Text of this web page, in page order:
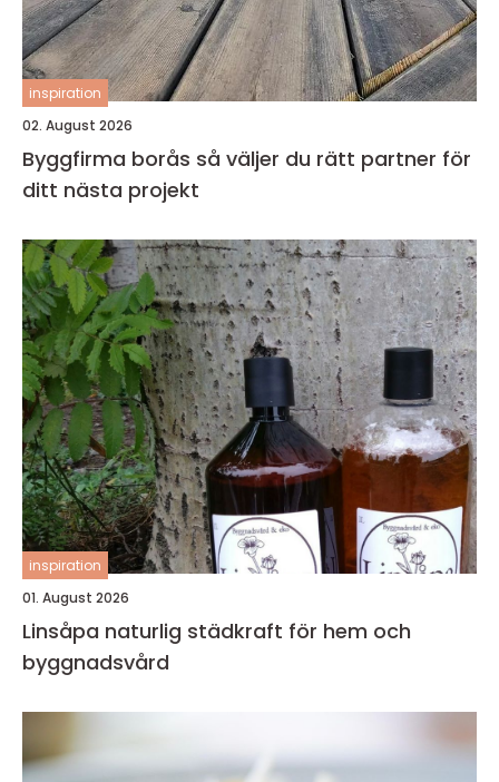
inspiration
02. August 2026
Byggfirma borås så väljer du rätt partner för
ditt nästa projekt
inspiration
01. August 2026
Linsåpa naturlig städkraft för hem och
byggnadsvård